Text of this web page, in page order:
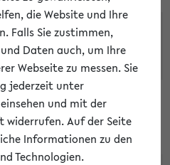
bielefeld.de
oder suchen Sie nach
die Website und Ihre
Falls Sie zustimmen,
Daten auch, um Ihre
Webseite zu messen. Sie
jederzeit unter
einsehen und mit der
widerrufen. Auf der Seite
Informationen zu den
Technologien.